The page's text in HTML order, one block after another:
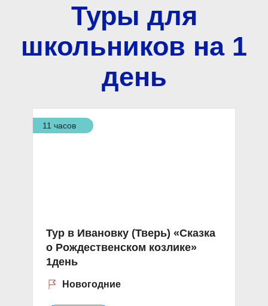
Туры для
школьников на 1
день
11 часов
Тур в Ивановку (Тверь) «Сказка
о Рождественском козлике»
1день
Новогодние